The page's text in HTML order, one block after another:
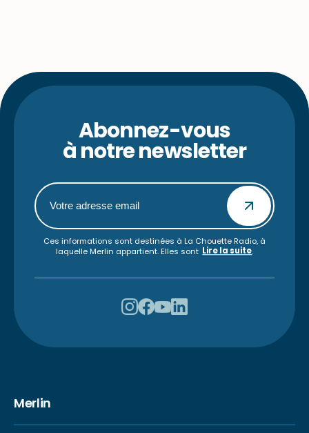
Abonnez-vous
à notre newsletter
Ces informations sont destinées à La Chouette Radio, à
laquelle Merlin appartient. Elles sont Lire la suite.
Merlin